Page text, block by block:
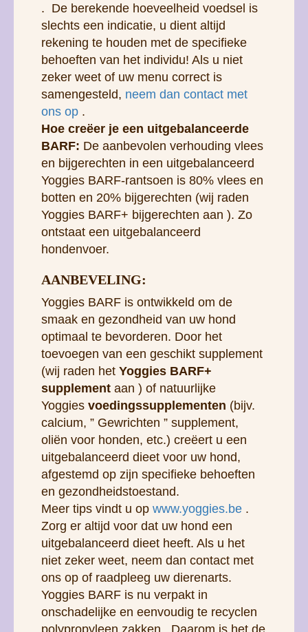
. De berekende hoeveelheid voedsel is
slechts een indicatie, u dient altijd
rekening te houden met de specifieke
behoeften van het individu! Als u niet
zeker weet of uw menu correct is
samengesteld, neem dan contact met
ons op .
Hoe creëer je een uitgebalanceerde
BARF: De aanbevolen verhouding vlees
en bijgerechten in een uitgebalanceerd
Yoggies BARF-rantsoen is 80% vlees en
botten en 20% bijgerechten (wij raden
Yoggies BARF+ bijgerechten aan ). Zo
ontstaat een uitgebalanceerd
hondenvoer.
AANBEVELING:
Yoggies BARF is ontwikkeld om de
smaak en gezondheid van uw hond
optimaal te bevorderen. Door het
toevoegen van een geschikt supplement
(wij raden het Yoggies BARF+
supplement aan ) of natuurlijke
Yoggies voedingssupplementen (bijv.
calcium, ” Gewrichten ” supplement,
oliën voor honden, etc.) creëert u een
uitgebalanceerd dieet voor uw hond,
afgestemd op zijn specifieke behoeften
en gezondheidstoestand.
Meer tips vindt u op www.yoggies.be .
Zorg er altijd voor dat uw hond een
uitgebalanceerd dieet heeft. Als u het
niet zeker weet, neem dan contact met
ons op of raadpleeg uw dierenarts.
Yoggies BARF is nu verpakt in
onschadelijke en eenvoudig te recyclen
polypropyleen zakken. Daarom is het de